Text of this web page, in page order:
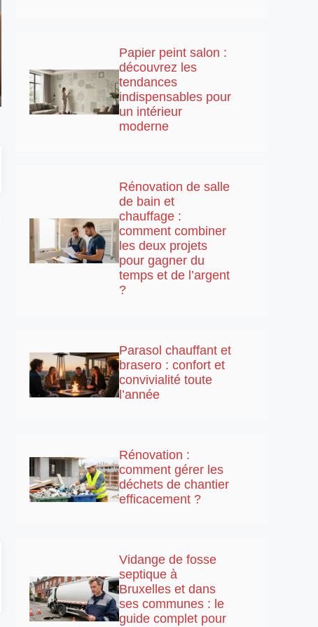
Papier peint salon :
découvrez les
tendances
indispensables pour
un intérieur
moderne
Rénovation de salle
de bain et
chauffage :
comment combiner
les deux projets
pour gagner du
temps et de l’argent
?
Parasol chauffant et
brasero : confort et
convivialité toute
l’année
Rénovation :
comment gérer les
déchets de chantier
efficacement ?
Vidange de fosse
septique à
Bruxelles et dans
ses communes : le
guide complet pour